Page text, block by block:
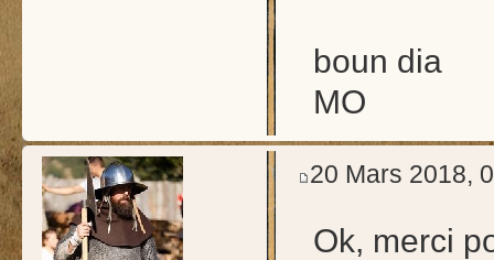
boun dia
MO
20 Mars 2018,
Ok, merci